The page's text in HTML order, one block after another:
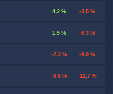
4,2 % -3,5 %
1,5 % -6,3 %
-2,3 % -9,9 %
-6,6 % -12,7 %